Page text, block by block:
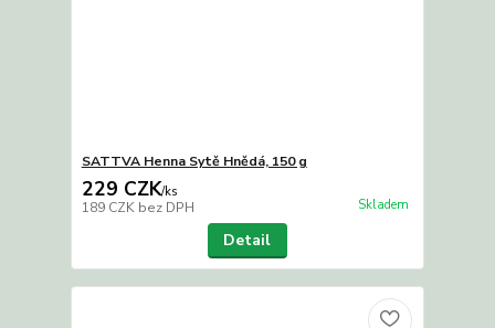
SATTVA Henna Sytě Hnědá, 150 g
229 CZK/ks
189 CZK bez DPH Skladem
Detail